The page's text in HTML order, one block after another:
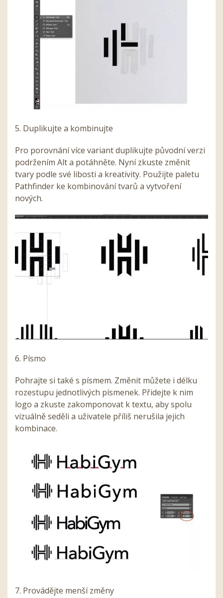
5. Duplikujte a kombinujte
Pro porovnání více variant duplikujte původní verzi
podržením Alt a potáhněte. Nyní zkuste změnit
tvary podle své libosti a kreativity. Použijte paletu
Pathfinder ke kombinování tvarů a vytvoření
nových.
6. Písmo
Pohrajte si také s písmem. Změnit můžete i délku
rozestupu jednotlivých písmenek. Přidejte k nim
logo a zkuste zakomponovat k textu, aby spolu
vizuálně seděli a uživatele příliš nerušila jejich
kombinace.
7. Provádějte menší změny